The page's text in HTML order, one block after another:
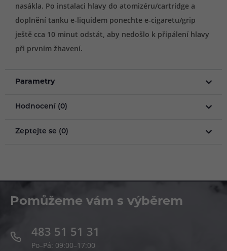
nasákla. Po instalaci hlavy do atomizéru/cartridge a
doplnění tanku e-liquidem ponechte e-cigaretu/grip
ještě cca 10 minut odstát, aby nedošlo k připálení hlavy
při prvním žhavení.
Parametry
Hodnocení (0)
Zeptejte se (0)
Pomůžeme vám s výběrem
483 51 51 31
Po–Pá: 09:00–17:00